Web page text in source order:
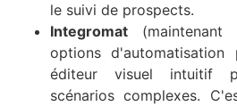
le suivi de prospects.
Integromat
options
éditeur visuel intuitif
scénarios complexes.